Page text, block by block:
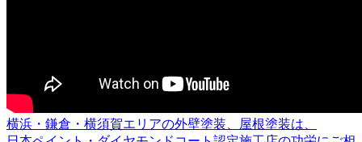
横浜・鎌倉・横須賀エリアの外壁塗装、屋根塗装は、